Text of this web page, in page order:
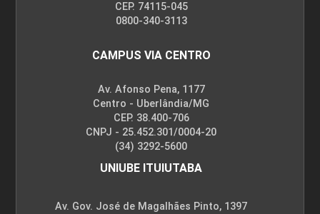
6
ENCONTRO ACADÊMICO/AVALIAÇÃO
CEP. 74115-045
0800-340-3113
CAMPUS VIA CENTRO
Av. Afonso Pena, 1177
Centro - Uberlândia/MG
CEP. 38.400-706
CNPJ - 25.452.301/0004-20
(34) 3292-5600
UNIUBE ITUIUTABA
Av. Gov. José de Magalhães Pinto, 1397